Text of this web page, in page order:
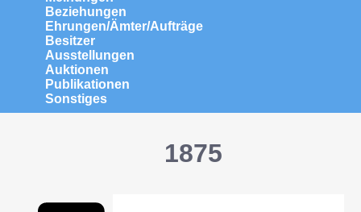
Beziehungen
Ehrungen/Ämter/Aufträge
Besitzer
Ausstellungen
Auktionen
Publikationen
Sonstiges
1875